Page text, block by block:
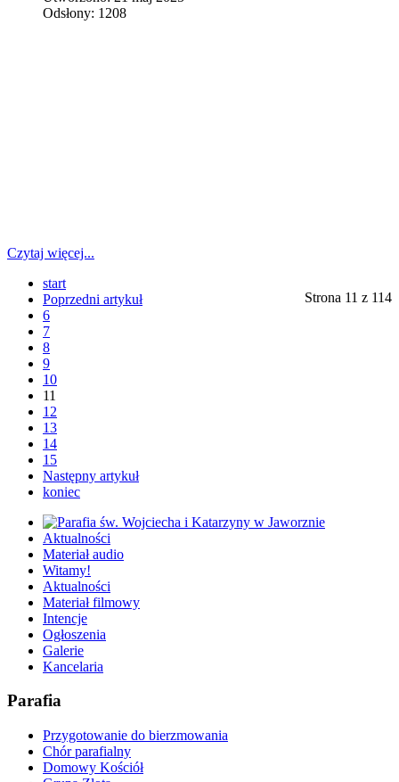
Odsłony: 1208
Czytaj więcej...
Strona 11 z 114
start
Poprzedni artykuł
6
7
8
9
10
11
12
13
14
15
Następny artykuł
koniec
Aktualności
Materiał audio
Witamy!
Aktualności
Materiał filmowy
Intencje
Ogłoszenia
Galerie
Kancelaria
Parafia
Przygotowanie do bierzmowania
Chór parafialny
Domowy Kościół